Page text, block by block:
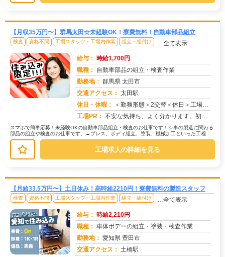
【月収35万円〜】群馬太田☆未経験OK！寮費無料！自動車部品組立
検査 資格不問 工場スタッフ・工場内作業 組立・組付け …全て表示
給与： 時給1,700円
職種： 自動車部品の組立・検査作業
勤務地： 群馬県 太田市
交通アクセス： 太田駅
休日・休暇：
＜勤務形態＞2交替＜休日＞工場カレンダーによる/長期休暇/GW /夏季/ 年末年始
工場PR： 不安な気持ち、よく分かります。初めての仕事、初めての場所…でも大丈夫！☆未経験者多数活躍中！☆経験やスキルは一切問...
スマホで簡単応募！未経験OKの自動車部品組立・検査のお仕事です！☆車の製造に関わる
部品の組立や検査のお仕事です。→プレス、ボディ組立、塗装、機械加工といった工程で
製造された部品を扱います。☆ライ...
工場求人の詳細を見る
【月給33.5万円〜】土日休み！高時給2210円！寮費無料の製造スタッフ
検査 資格不問 工場スタッフ・工場内作業 組立・組付け …全て表示
給与： 時給2,210円
職種： 車体ボデーの組立・塗装・検査作業
勤務地： 愛知県 豊田市
交通アクセス： 土橋駅